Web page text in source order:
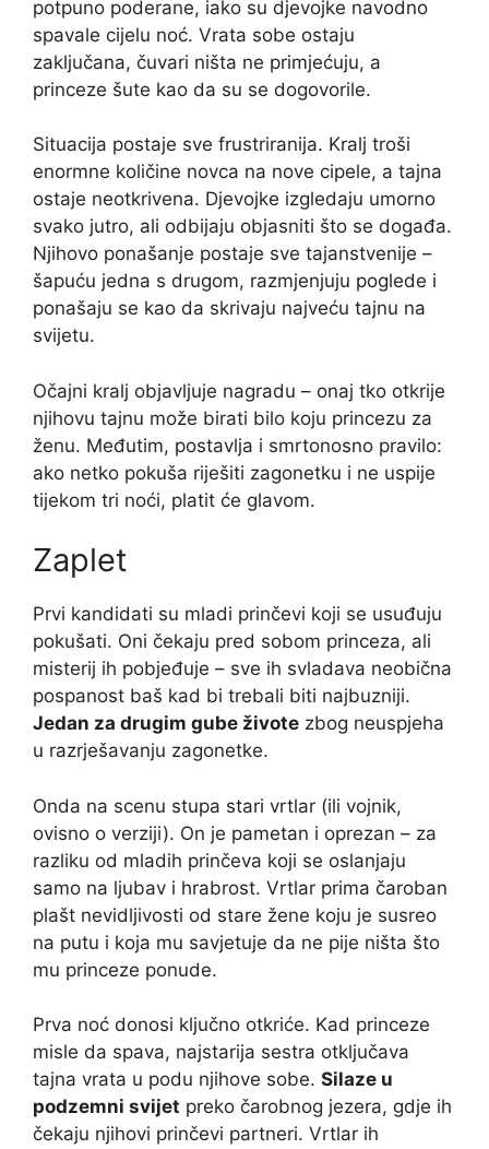
potpuno poderane, iako su djevojke navodno
spavale cijelu noć. Vrata sobe ostaju
zaključana, čuvari ništa ne primjećuju, a
princeze šute kao da su se dogovorile.
Situacija postaje sve frustriranija. Kralj troši
enormne količine novca na nove cipele, a tajna
ostaje neotkrivena. Djevojke izgledaju umorno
svako jutro, ali odbijaju objasniti što se događa.
Njihovo ponašanje postaje sve tajanstvenije –
šapuću jedna s drugom, razmjenjuju poglede i
ponašaju se kao da skrivaju najveću tajnu na
svijetu.
Očajni kralj objavljuje nagradu – onaj tko otkrije
njihovu tajnu može birati bilo koju princezu za
ženu. Međutim, postavlja i smrtonosno pravilo:
ako netko pokuša riješiti zagonetku i ne uspije
tijekom tri noći, platit će glavom.
Zaplet
Prvi kandidati su mladi prinčevi koji se usuđuju
pokušati. Oni čekaju pred sobom princeza, ali
misterij ih pobjeđuje – sve ih svladava neobična
pospanost baš kad bi trebali biti najbuzniji.
Jedan za drugim gube živote zbog neuspjeha
u razrješavanju zagonetke.
Onda na scenu stupa stari vrtlar (ili vojnik,
ovisno o verziji). On je pametan i oprezan – za
razliku od mladih prinčeva koji se oslanjaju
samo na ljubav i hrabrost. Vrtlar prima čaroban
plašt nevidljivosti od stare žene koju je susreo
na putu i koja mu savjetuje da ne pije ništa što
mu princeze ponude.
Prva noć donosi ključno otkriće. Kad princeze
misle da spava, najstarija sestra otključava
tajna vrata u podu njihove sobe. Silaze u
podzemni svijet preko čarobnog jezera, gdje ih
čekaju njihovi prinčevi partneri. Vrtlar ih